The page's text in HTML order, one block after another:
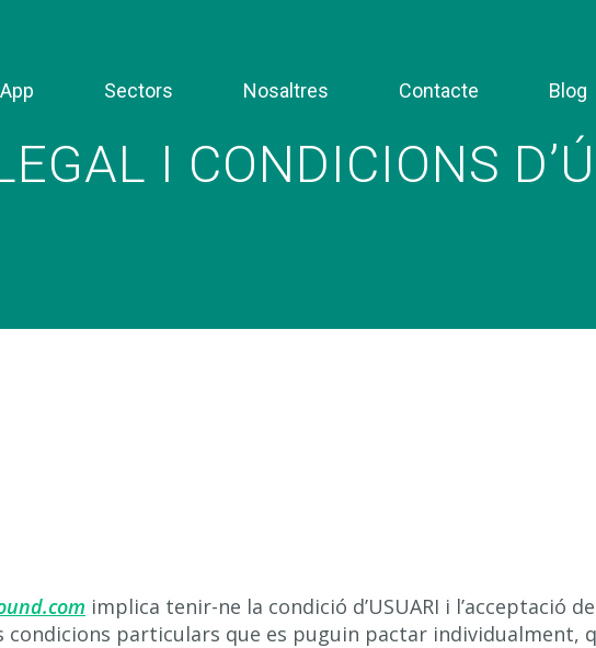
App Sectors Nosaltres Contacte Blog
I CONDICIONS
implica tenir-ne la condició d’USUARI i l’acceptació
condicions particulars que es puguin pactar individualment,